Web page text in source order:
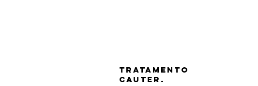
TRATAMENTO
CAUTER.